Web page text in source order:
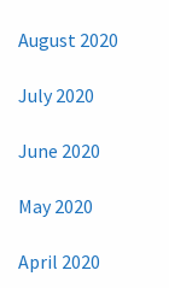
August 2020
July 2020
June 2020
May 2020
April 2020